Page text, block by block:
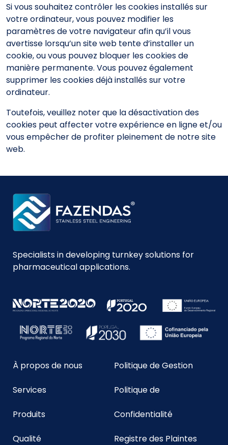
Si vous souhaitez contrôler les cookies installés sur
votre ordinateur, vous pouvez modifier les
paramètres de votre navigateur afin qu’il vous
avertisse lorsqu’un site web tente d’installer un
cookie, ou vous pouvez bloquer les cookies de
manière permanente. Vous pouvez également
supprimer les cookies déjà installés sur votre
ordinateur.
Toutefois, veuillez noter que la désactivation des
cookies peut affecter votre expérience en ligne et/ou
vous empêcher de profiter pleinement de notre site
web.
Specialists in developing turnkey solutions for
pharmaceutical applications.
À propos de nous
Services
Produits
Qualité
Politique de Gestion
Politique de
Confidentialité
Registre des Plaintes